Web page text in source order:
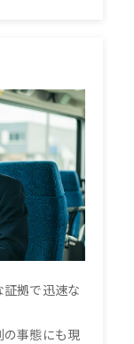
拠で迅速な
事態にも現